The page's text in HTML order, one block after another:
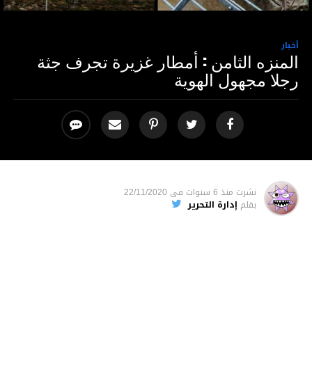
أخبار
المنزه الثامن : أمطار غزيرة تجرف جثة
رجلا مجهول الهوية
نشرت منذ 6 سنوات فى 22/11/2020
بقلم إدارة التحرير